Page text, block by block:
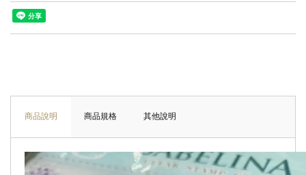
商品說明 商品規格 其他說明